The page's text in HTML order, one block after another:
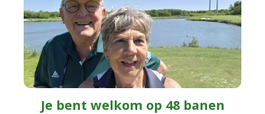
Je bent welkom op 48 banen